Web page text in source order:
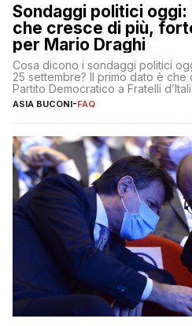
Sondaggi politici oggi:
che cresce di più,
per Mario Draghi
Cosa dicono i sondaggi politici
25 settembre? Il primo dato è che
Partito Democratico a Fratelli
sembrano accumulare sempre
primo partito con il 24% (+0,7%
ASIA BUCONI-FAQ